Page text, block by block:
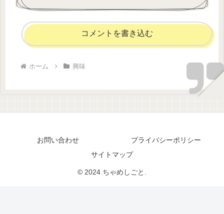
コメントを書き込む
ホーム 興味
お問い合わせ
プライバシーポリシー
サイトマップ
© 2024 ちゃめしごと.